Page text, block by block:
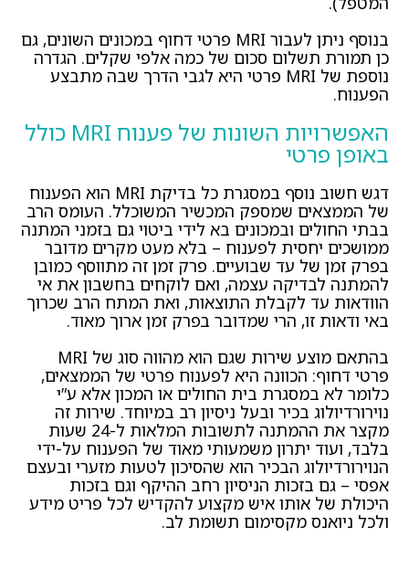
בנוסף ניתן לעבור MRI פרטי דחוף במכונים השונים, גם
כן תמורת תשלום סכום של כמה אלפי שקלים. הגדרה
נוספת של MRI פרטי היא לגבי הדרך שבה מתבצע
הפענוח.
האפשרויות השונות של פענוח MRI כולל
באופן פרטי
דגש חשוב נוסף במסגרת כל בדיקת MRI הוא הפענוח
של הממצאים שמספק המכשיר המשוכלל. העומס הרב
בבתי החולים ובמכונים בא לידי ביטוי גם בזמני המתנה
ממושכים יחסית לפענוח – בלא מעט מקרים מדובר
בפרק זמן של עד שבועיים. פרק זמן זה מתווסף כמובן
להמתנה לבדיקה עצמה, ואם לוקחים בחשבון את אי
הוודאות עד לקבלת התוצאות, ואת המתח הרב שכרוך
באי ודאות זו, הרי שמדובר בפרק זמן ארוך מאוד.
בהתאם מוצע שירות שגם הוא מהווה סוג של MRI
פרטי דחוף: הכוונה היא לפענוח פרטי של הממצאים,
כלומר לא במסגרת בית החולים או המכון אלא ע”י
נוירורדיולוג בכיר ובעל ניסיון רב במיוחד. שירות זה
מקצר את ההמתנה לתשובות המלאות ל-24 שעות
בלבד, ועוד יתרון משמעותי מאוד של הפענוח על-ידי
הנוירורדיולוג הבכיר הוא שהסיכון לטעות מזערי ובעצם
אפסי – גם בזכות הניסיון רחב ההיקף וגם בזכות
היכולת של אותו איש מקצוע להקדיש לכל פריט מידע
ולכל ניואנס מקסימום תשומת לב.